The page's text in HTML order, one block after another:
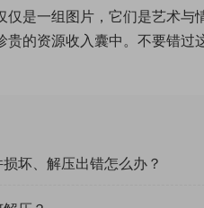
仅是一组图片，它们是艺术
贵的资源收入囊中。不要错
坏、解压出错怎么办？